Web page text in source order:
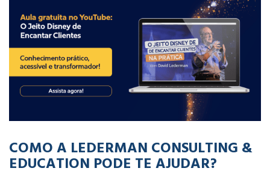
COMO A LEDERMAN CONSULTING &
EDUCATION PODE TE AJUDAR?